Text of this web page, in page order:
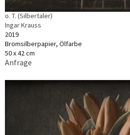
o. T. (Silbertaler)
Ingar Krauss
2019
Bromsilberpapier, Ölfarbe
50 x 42 cm
Anfrage